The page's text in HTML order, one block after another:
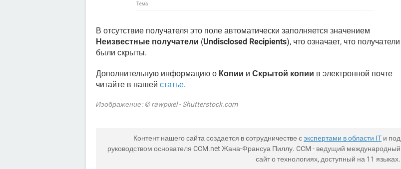
В отсутствие получателя это поле автоматически заполняется значением
Неизвестные получатели (Undisclosed Recipients), что означает, что получатели
были скрыты.
Дополнительную информацию о Копии и Скрытой копии в электронной почте
читайте в нашей статье.
Изображение: © rawpixel - Shutterstock.com
Контент нашего сайта создается в сотрудничестве сэкспертами в области IT и под
руководством основателя CCM.net Жана-Франсуа Пиллу. CCM - ведущий международный
сайт о технологиях, доступный на 11 языках.